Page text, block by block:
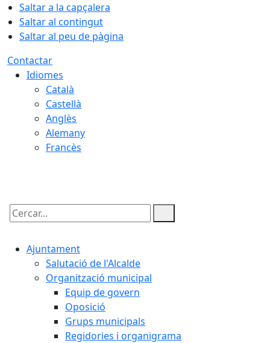
Saltar a la capçalera
Saltar al contingut
Saltar al peu de pàgina
Contactar
Idiomes
Català
Castellà
Anglès
Alemany
Francès
Cercar:
Ajuntament
Salutació de l'Alcalde
Organització municipal
Equip de govern
Oposició
Grups municipals
Regidories i organigrama